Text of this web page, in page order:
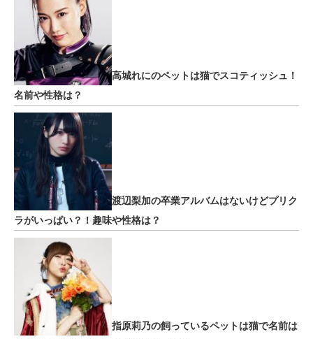
高城れにのペットは猫でスコティッシュ！
名前や性格は？
渡辺梨加の卒業アルバムはないけどプリク
ラがいっぱい？！趣味や性格は？
指原莉乃の飼っているペットは猫で名前は